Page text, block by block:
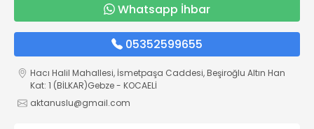
Whatsapp İhbar
05352599655
Hacı Halil Mahallesi, İsmetpaşa Caddesi, Beşiroğlu Altın Han
Kat: 1 (BİLKAR)Gebze - KOCAELİ
aktanuslu@gmail.com